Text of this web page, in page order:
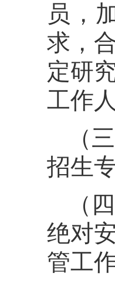
员，
求，
定研
工作
（
招生
（
绝对
管工